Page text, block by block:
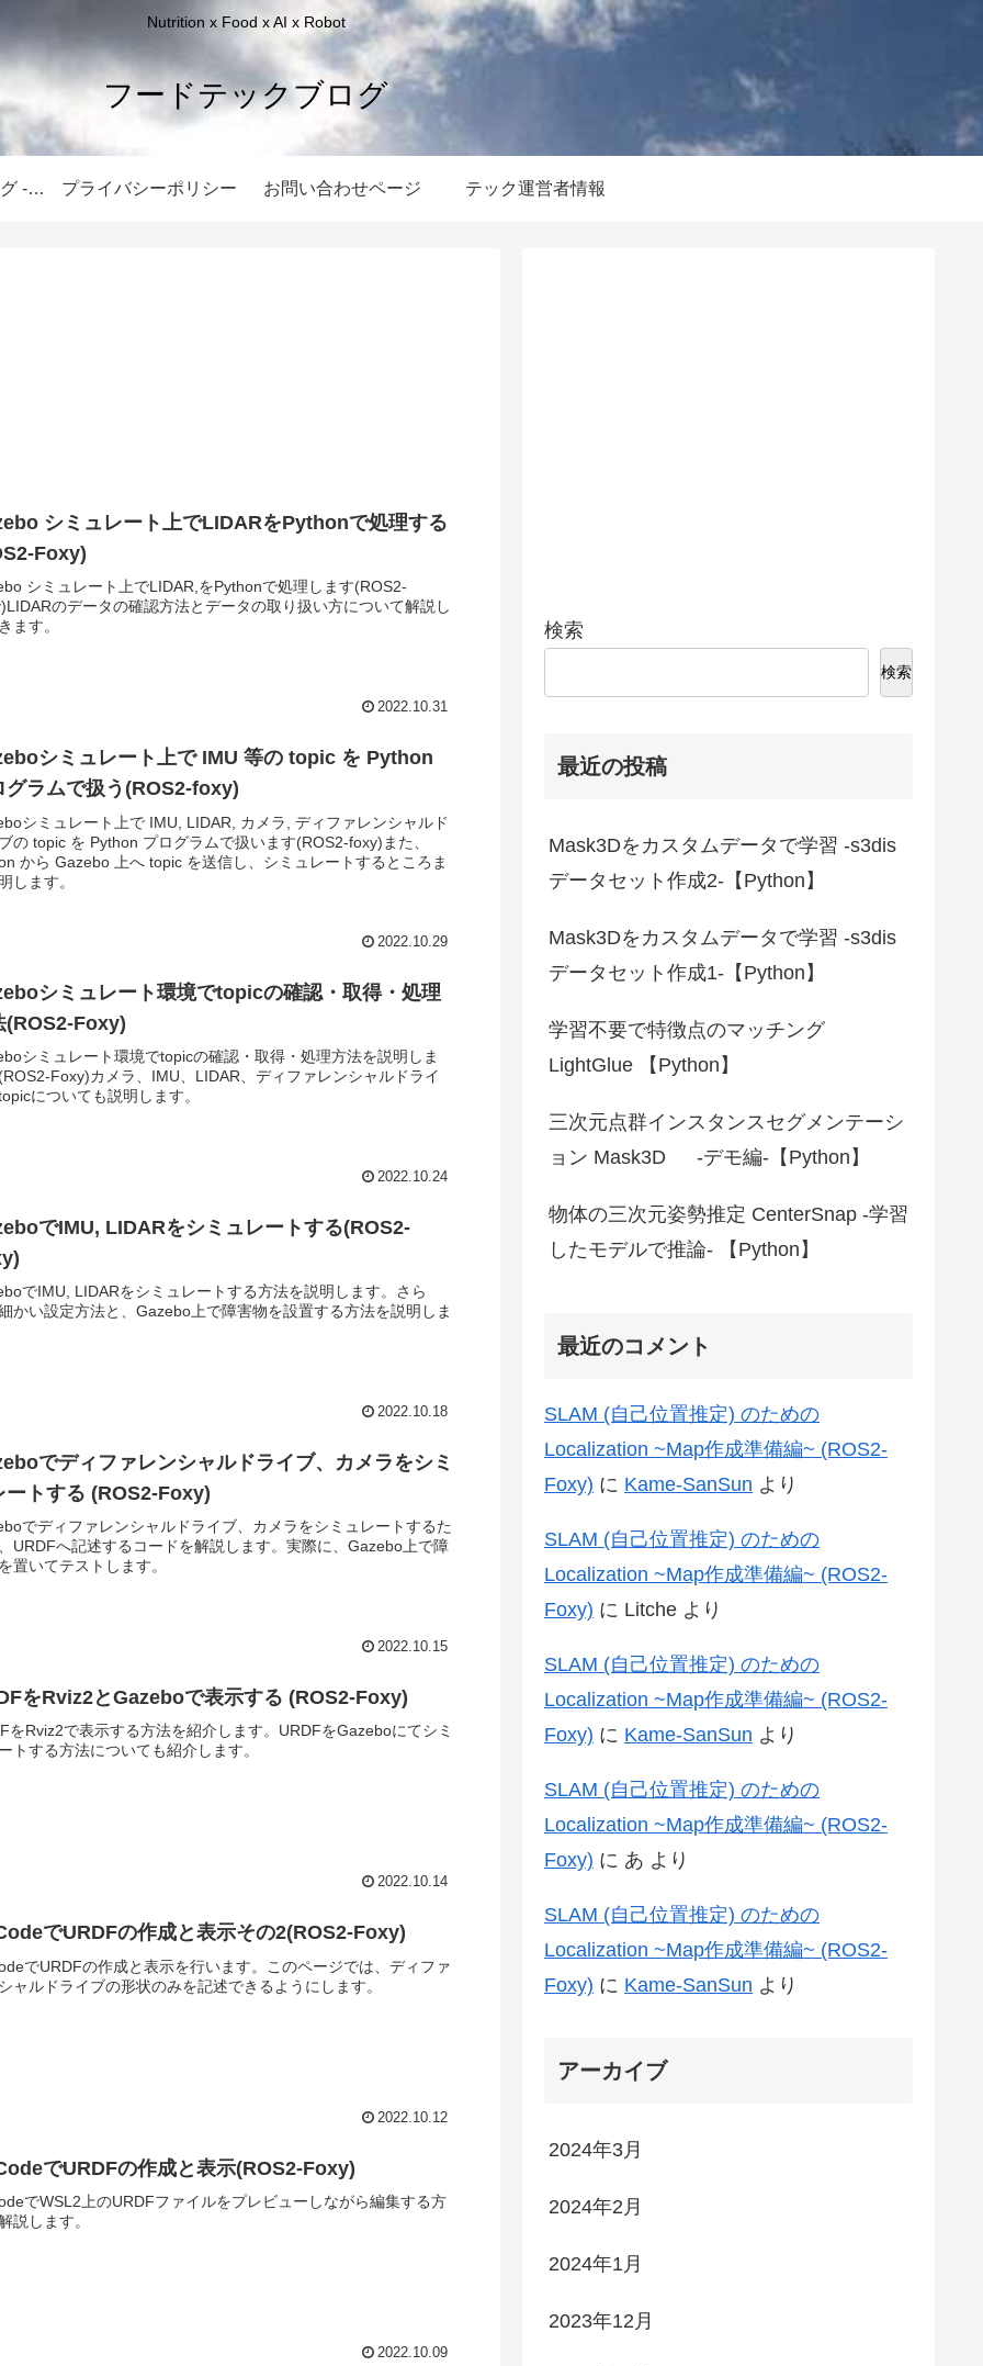
Nutrition x Food x AI x Robot
フードテックブログ
フードテックブログ -ホーム- プライバシーポリシー お問い合わせページ テック運営者情報
シミュレート上でLIDARをPythonで処理する
Foxy)
シミュレート上でLIDAR,をPythonで処理します(ROS2-
のデータの確認方法とデータの取り扱い方について解説し
ます。
2022.10.31
シミュレート上で IMU 等の topic を Python
グラムで扱う(ROS2-foxy)
シミュレート上で IMU, LIDAR, カメラ, ディファレンシャルド
の topic を Python プログラムで扱います(ROS2-foxy)また、
から Gazebo 上へ topic を送信し、シミュレートするところま
します。
2022.10.29
シミュレート環境でtopicの確認・取得・処理
(ROS2-Foxy)
シミュレート環境でtopicの確認・取得・処理方法を説明しま
Foxy)カメラ、IMU、LIDAR、ディファレンシャルドライ
についても説明します。
2022.10.24
でIMU, LIDARをシミュレートする(ROS2-
でIMU, LIDARをシミュレートする方法を説明します。さら
かい設定方法と、Gazebo上で障害物を設置する方法を説明しま
2022.10.18
でディファレンシャルドライブ、カメラをシミ
ートする (ROS2-Foxy)
でディファレンシャルドライブ、カメラをシミュレートするた
URDFへ記述するコードを解説します。実際に、Gazebo上で障
置いてテストします。
2022.10.15
をRviz2とGazeboで表示する (ROS2-Foxy)
をRviz2で表示する方法を紹介します。URDFをGazeboにてシミ
トする方法についても紹介します。
2022.10.14
でURDFの作成と表示その2(ROS2-Foxy)
でURDFの作成と表示を行います。このページでは、ディファ
ャルドライブの形状のみを記述できるようにします。
2022.10.12
でURDFの作成と表示(ROS2-Foxy)
でWSL2上のURDFファイルをプレビューしながら編集する方
説します。
2022.10.09
検索
検索
最近の投稿
Mask3Dをカスタムデータで学習 -s3dis
データセット作成2-【Python】
Mask3Dをカスタムデータで学習 -s3dis
データセット作成1-【Python】
学習不要で特徴点のマッチング
LightGlue 【Python】
三次元点群インスタンスセグメンテーシ
ョン Mask3D -デモ編-【Python】
物体の三次元姿勢推定 CenterSnap -学習
したモデルで推論- 【Python】
最近のコメント
SLAM (自己位置推定) のための
Localization ~Map作成準備編~ (ROS2-
Foxy) に Kame-SanSun より
SLAM (自己位置推定) のための
Localization ~Map作成準備編~ (ROS2-
Foxy) に Litche より
SLAM (自己位置推定) のための
Localization ~Map作成準備編~ (ROS2-
Foxy) に Kame-SanSun より
SLAM (自己位置推定) のための
Localization ~Map作成準備編~ (ROS2-
Foxy) に あ より
SLAM (自己位置推定) のための
Localization ~Map作成準備編~ (ROS2-
Foxy) に Kame-SanSun より
アーカイブ
2024年3月
2024年2月
2024年1月
2023年12月